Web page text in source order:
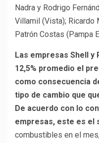
Nadra y Rodrigo
Villamil (Vista); Ricardo
Patrón Costas (Pampa
Las empresas Shell y
12,5% promedio el
como consecuencia
tipo de cambio que
De acuerdo con lo
empresas, este es el
combustibles en el